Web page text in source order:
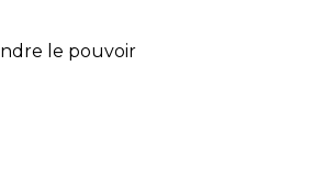
le pouvoir